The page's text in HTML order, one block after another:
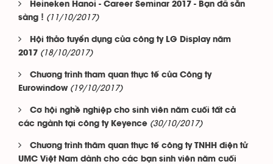
Heineken Hanoi - Career Seminar 2017 - Bạn đã sẵn
sàng ! (11/10/2017)
Hội thảo tuyển dụng của công ty LG Display năm
2017 (18/10/2017)
Chương trình tham quan thực tế của Công ty
Eurowindow (19/10/2017)
Cơ hội nghề nghiệp cho sinh viên năm cuối tất cả
các ngành tại công ty Keyence (30/10/2017)
Chương trình thăm quan thực tế công ty TNHH điện tử
UMC Việt Nam dành cho các bạn sinh viên năm cuối